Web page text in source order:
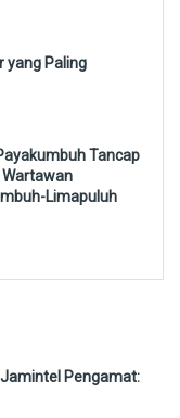
yang Paling
Tancap
Wartawan
Limapuluh
Pengamat: